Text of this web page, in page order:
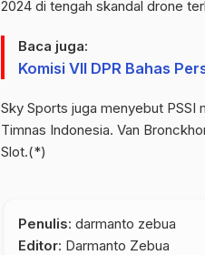
2024 di tengah skandal drone
Baca juga:
Komisi VII DPR Bahas
Sky Sports juga menyebut PSSI
Timnas Indonesia. Van
Slot.(*)
Penulis: darmanto zebua
Editor: Darmanto Zebua